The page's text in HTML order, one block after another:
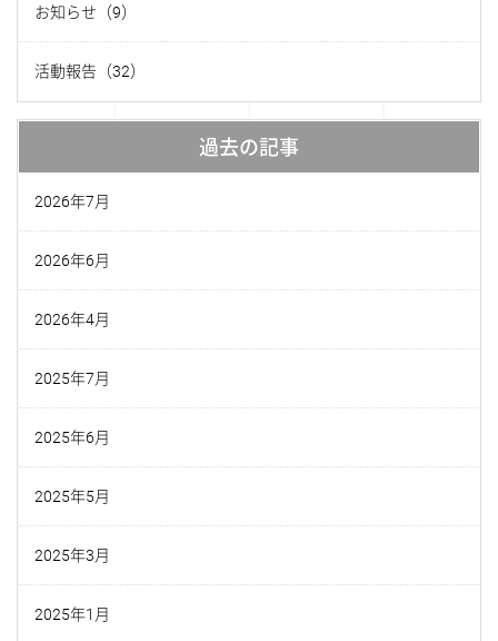
お知らせ（9）
活動報告（32）
過去の記事
2026年7月
2026年6月
2026年4月
2025年7月
2025年6月
2025年5月
2025年3月
2025年1月